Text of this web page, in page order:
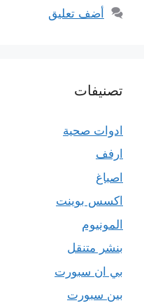
أضف تعليق
تصنيفات
ادوات صحية
ارفف
اصباغ
اكسس بوينت
المونيوم
بنشر متنقل
بي ان سبورت
بين سبورت